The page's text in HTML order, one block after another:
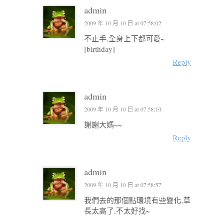
admin
2009 年 10 月 10 日 at 07:58:02
不止手,全身上下都可愛~
[birthday]
Reply
admin
2009 年 10 月 10 日 at 07:58:10
謝謝大媽~~
Reply
admin
2009 年 10 月 10 日 at 07:58:57
我們去的那個點環境有些變化,草
長太高了,不太好找~